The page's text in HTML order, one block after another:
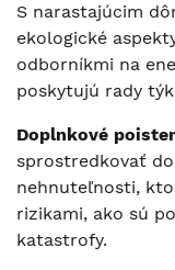
S narastajúcim
ekologické
odborníkmi na
poskytujú rady
Doplnkové
sprostredkovať
nehnuteľnosti,
rizikami, ako sú
katastrofy.